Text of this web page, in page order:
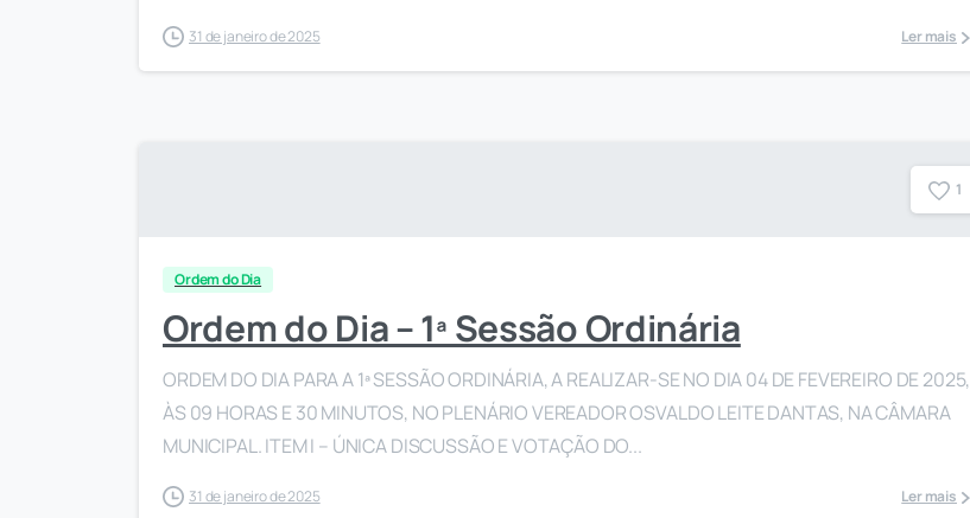
31 de janeiro de 2025 Ler mais
1
Ordem do Dia
Ordem do Dia – 1ª Sessão Ordinária
ORDEM DO DIA PARA A 1ª SESSÃO ORDINÁRIA, A REALIZAR-SE NO DIA 04 DE FEVEREIRO DE 2025,
ÀS 09 HORAS E 30 MINUTOS, NO PLENÁRIO VEREADOR OSVALDO LEITE DANTAS, NA CÂMARA
MUNICIPAL. ITEM I – ÚNICA DISCUSSÃO E VOTAÇÃO DO...
31 de janeiro de 2025 Ler mais